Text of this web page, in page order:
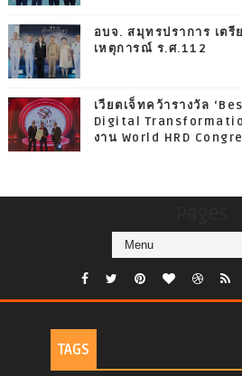
อบจ. สมุทรปราการ เต
เหตุการณ์ ร.ศ.112
เวียตเจ็ทคว้ารางวัล
Digital
งาน World HRD
TAGS